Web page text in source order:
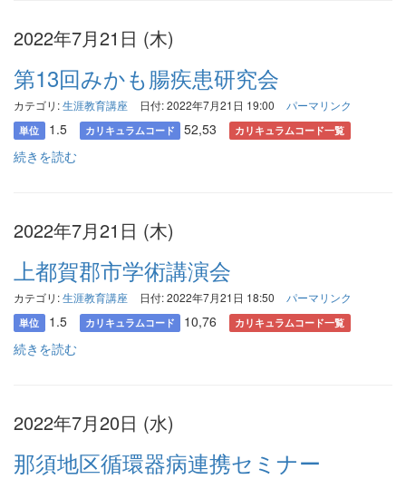
2022年7月21日 (木)
第13回みかも腸疾患研究会
カテゴリ:生涯教育講座 日付: 2022年7月21日 19:00 パーマリンク
単位 1.5 カリキュラムコード 52,53 カリキュラムコード一覧
続きを読む
2022年7月21日 (木)
上都賀郡市学術講演会
カテゴリ:生涯教育講座 日付: 2022年7月21日 18:50 パーマリンク
単位 1.5 カリキュラムコード 10,76 カリキュラムコード一覧
続きを読む
2022年7月20日 (水)
那須地区循環器病連携セミナー